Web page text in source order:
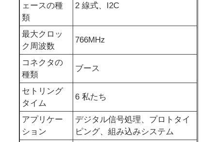
eepromの破片
PSRAMチップ
SRAMチップ
NORフラッシュ
EPROM IC
ェースの種
類
2 線式、I2C
最大クロッ
ク周波数
766MHz
コネクタの
種類
ブース
セトリング
タイム
6 私たち
アプリケー
ション
デジタル信号処理、プロトタイ
ピング、組み込みシステム